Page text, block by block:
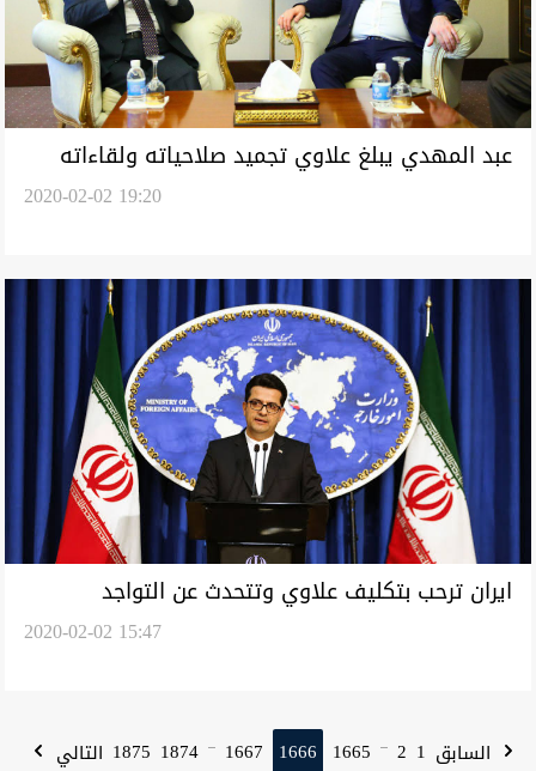
عبد المهدي يبلغ علاوي تجميد صلاحياته ولقاءاته
2020-02-02 19:20
ايران ترحب بتكليف علاوي وتتحدث عن التواجد
2020-02-02 15:47
السابق 1
2
...
1665
1666
1667
...
1874
1875 التالي